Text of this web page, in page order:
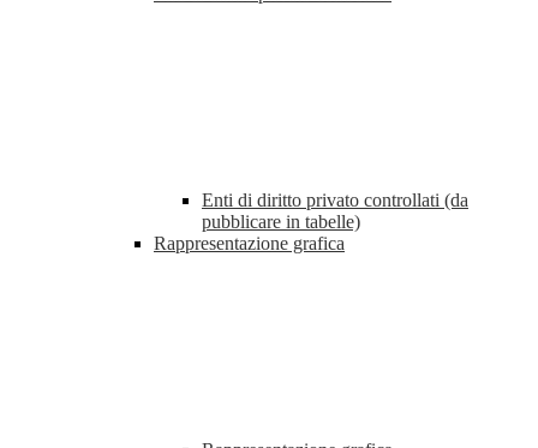
Enti di diritto privato controllati (da
pubblicare in tabelle)
Rappresentazione grafica